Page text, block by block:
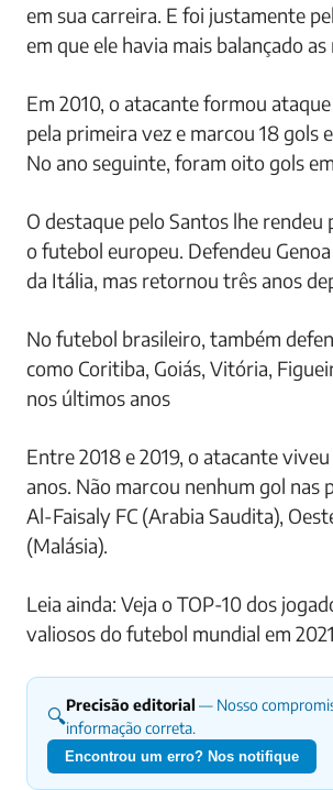
em sua carreira. E foi justamente
em que ele havia mais balançado as
Em 2010, o atacante formou
pela primeira vez e marcou 18 gols
No ano seguinte, foram oito gols
O destaque pelo Santos lhe rendeu
o futebol europeu. Defendeu
da Itália, mas retornou três anos
No futebol brasileiro, também
como Coritiba, Goiás, Vitória,
nos últimos anos
Entre 2018 e 2019, o atacante
anos. Não marcou nenhum gol nas
Al-Faisaly FC (Arabia Saudita),
(Malásia).
Leia ainda: Veja o TOP-10 dos
valiosos do futebol mundial em 2021
🔍Precisão editorial — Nosso
informação correta.
Encontrou um erro? Nos notifique